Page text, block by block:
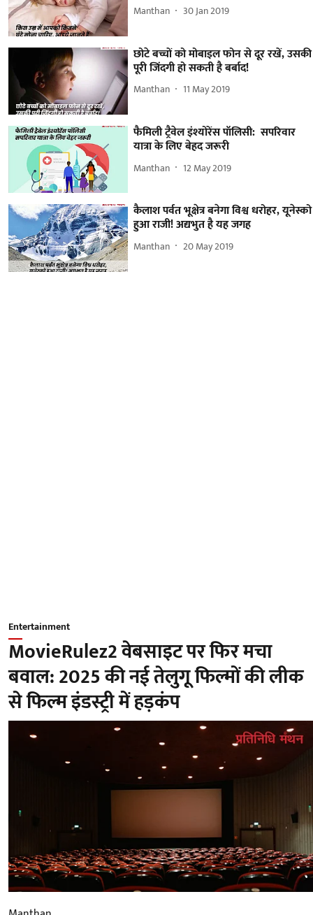
Manthan 30 Jan 2019
छोटे बच्चों को मोबाइल फोन से दूर रखें, उसकी
पूरी जिंदगी हो सकती है बर्बाद!
Manthan 11 May 2019
फैमिली ट्रैवेल इंश्योरेंस पॉलिसी: सपरिवार
यात्रा के लिए बेहद जरूरी
Manthan 12 May 2019
कैलाश पर्वत भूक्षेत्र बनेगा विश्व धरोहर, यूनेस्को
हुआ राजी! अद्यभुत है यह जगह
Manthan 20 May 2019
Entertainment
MovieRulez2 वेबसाइट पर फिर मचा
बवाल: 2025 की नई तेलुगू फिल्मों की लीक
से फिल्म इंडस्ट्री में हड़कंप